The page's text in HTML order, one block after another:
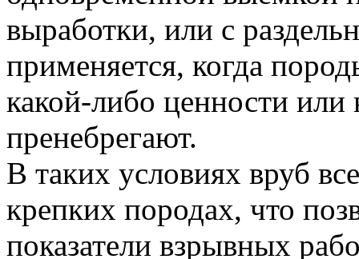
выработки, или с
применяется, когда
какой-либо ценности
пренебрегают.
В таких условиях вруб
крепких породах, что
показатели взрывных